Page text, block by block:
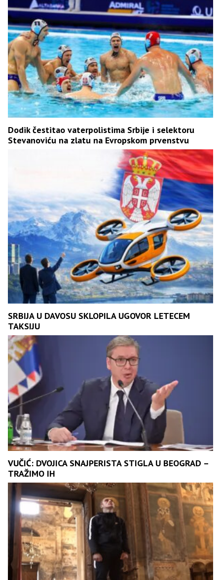
Dodik čestitao vaterpolistima Srbije i selektoru
Stevanoviću na zlatu na Evropskom prvenstvu
SRBIJA U DAVOSU SKLOPILA UGOVOR LETECEM
TAKSIJU
VUČIĆ: DVOJICA SNAJPERISTA STIGLA U BEOGRAD –
TRAŽIMO IH